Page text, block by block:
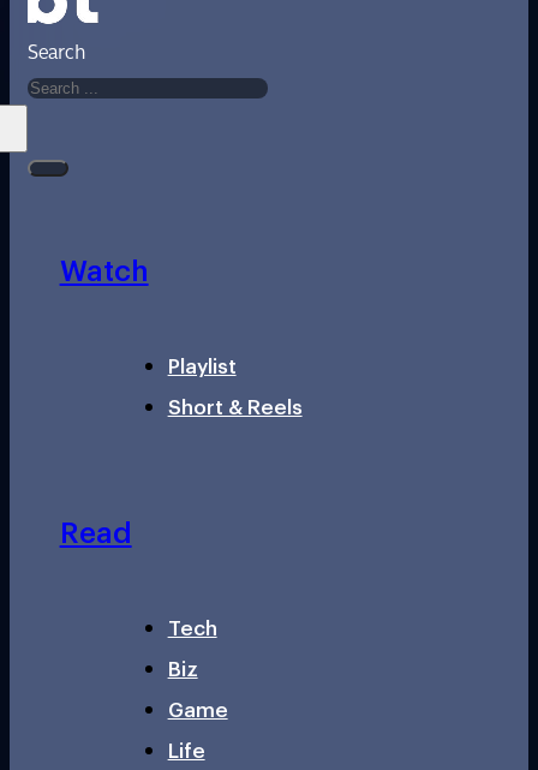
Search
Watch
Playlist
Short & Reels
Read
Tech
Biz
Game
Life